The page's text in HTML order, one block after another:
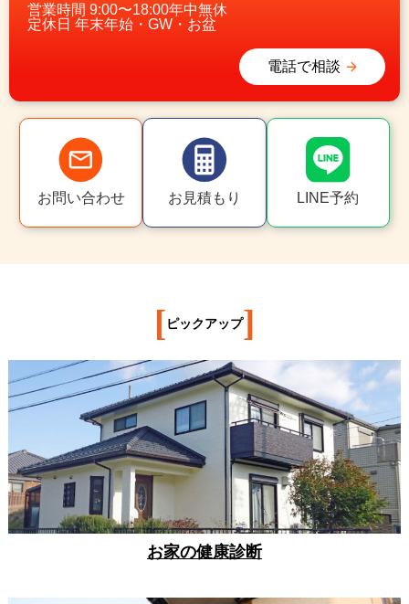
営業時間 9:00〜18:00年中無休
定休日 年末年始・GW・お盆
電話で相談
お問い合わせ お見積もり LINE予約
[ ピックアップ]
お家の健康診断